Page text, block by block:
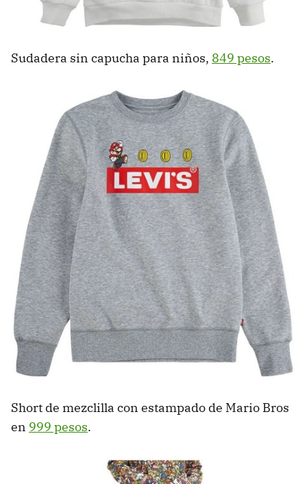
Sudadera sin capucha para niños, 849 pesos.
Short de mezclilla con estampado de Mario Bros
en 999 pesos.